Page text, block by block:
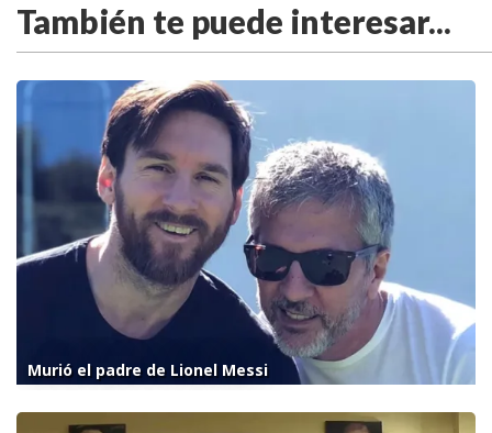
También te puede interesar...
Murió el padre de Lionel Messi